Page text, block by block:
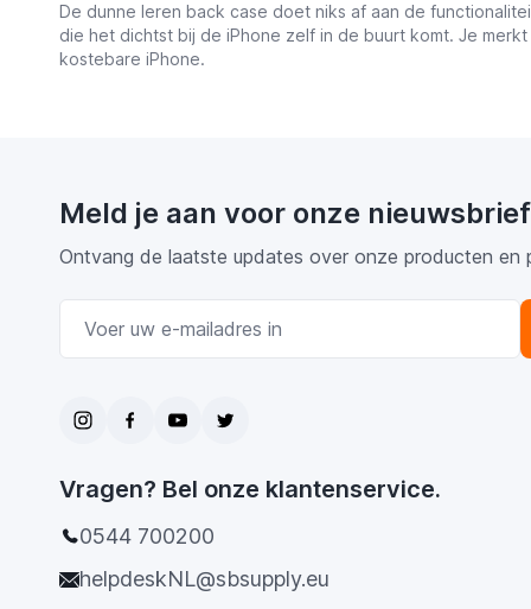
De dunne leren back case doet niks af aan de
die het dichtst bij de iPhone zelf in de buurt komt. Je
kostebare iPhone.
Meld je aan voor onze nieuwsbrief
Ontvang de laatste updates over onze producten en
Vragen? Bel onze klantenservice.
0544 700200
helpdeskNL@sbsupply.eu